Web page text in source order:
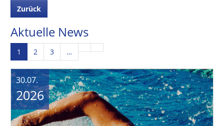
Zurück
Aktuelle News
1 2 3 …
30.07.
2026